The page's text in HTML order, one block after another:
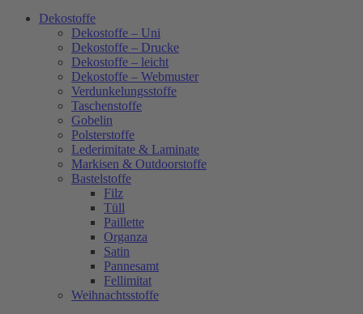
Dekostoffe
Dekostoffe – Uni
Dekostoffe – Drucke
Dekostoffe – leicht
Dekostoffe – Webmuster
Verdunkelungsstoffe
Taschenstoffe
Gobelin
Polsterstoffe
Lederimitate & Laminate
Markisen & Outdoorstoffe
Bastelstoffe
Filz
Tüll
Paillette
Organza
Satin
Pannesamt
Fellimitat
Weihnachtsstoffe